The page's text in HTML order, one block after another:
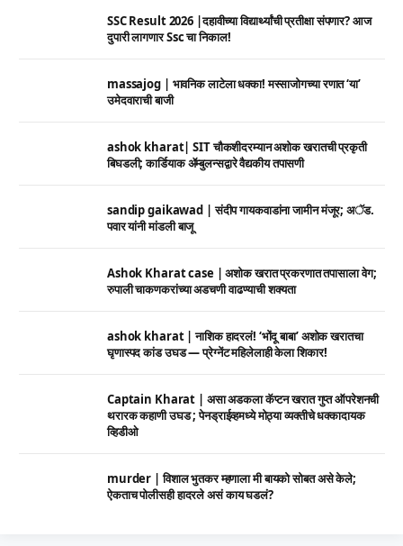
SSC Result 2026 |दहावीच्या विद्यार्थ्यांची प्रतीक्षा संपणार? आज
दुपारी लागणार Ssc चा निकाल!
massajog | भावनिक लाटेला धक्का! मस्साजोगच्या रणात ‘या’
उमेदवाराची बाजी
ashok kharat| SIT चौकशीदरम्यान अशोक खरातची प्रकृती
बिघडली; कार्डियाक ॲम्बुलन्सद्वारे वैद्यकीय तपासणी
sandip gaikawad | संदीप गायकवाडांना जामीन मंजूर; अॅड.
पवार यांनी मांडली बाजू
Ashok Kharat case | अशोक खरात प्रकरणात तपासाला वेग;
रुपाली चाकणकरांच्या अडचणी वाढण्याची शक्यता
ashok kharat | नाशिक हादरलं! ‘भोंदू बाबा’ अशोक खरातचा
घृणास्पद कांड उघड — प्रेग्नेंट महिलेलाही केला शिकार!
Captain Kharat | असा अडकला कॅप्टन खरात गुप्त ऑपरेशनची
थरारक कहाणी उघड ; पेनड्राईव्हमध्ये मोठ्या व्यक्तीचे धक्कादायक
व्हिडीओ
murder | विशाल भुतकर म्हणाला मी बायको सोबत असे केले;
ऐकताच पोलीसही हादरले असं काय घडलं?